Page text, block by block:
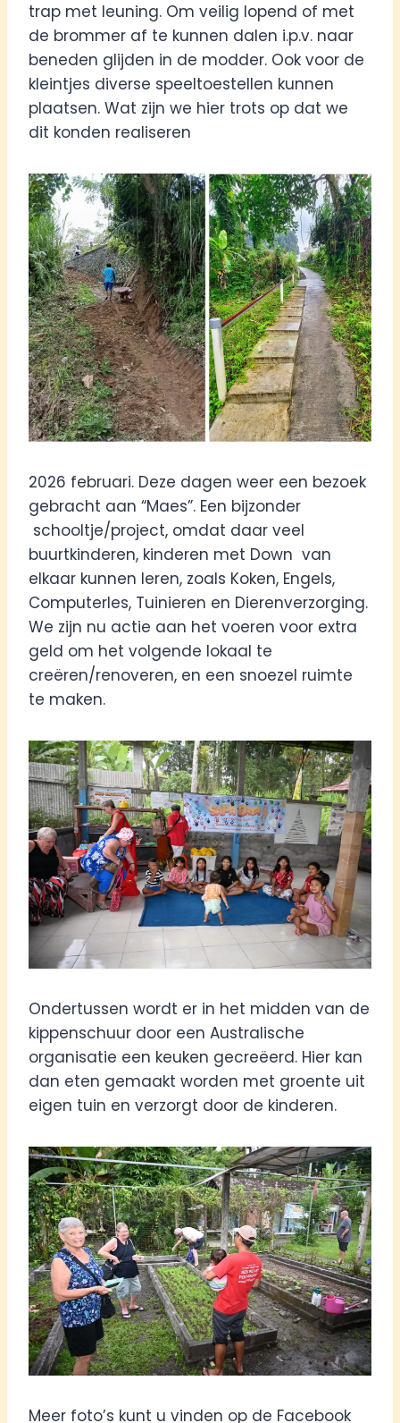
trap met leuning. Om veilig lopend of met
de brommer af te kunnen dalen i.p.v. naar
beneden glijden in de modder. Ook voor de
kleintjes diverse speeltoestellen kunnen
plaatsen. Wat zijn we hier trots op dat we
dit konden realiseren
2026 februari. Deze dagen weer een bezoek
gebracht aan “Maes”. Een bijzonder
schooltje/project, omdat daar veel
buurtkinderen, kinderen met Down van
elkaar kunnen leren, zoals Koken, Engels,
Computerles, Tuinieren en Dierenverzorging.
We zijn nu actie aan het voeren voor extra
geld om het volgende lokaal te
creëren/renoveren, en een snoezel ruimte
te maken.
Ondertussen wordt er in het midden van de
kippenschuur door een Australische
organisatie een keuken gecreëerd. Hier kan
dan eten gemaakt worden met groente uit
eigen tuin en verzorgt door de kinderen.
Meer foto’s kunt u vinden op de Facebook